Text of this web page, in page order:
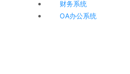
财务系统
OA办公系统